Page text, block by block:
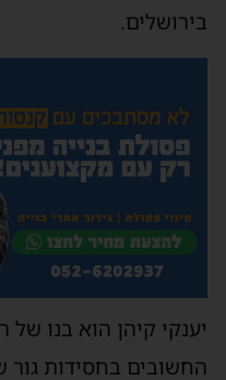
בירושלים.
יענקי קיהן הוא בנו
החשובים בחסידות